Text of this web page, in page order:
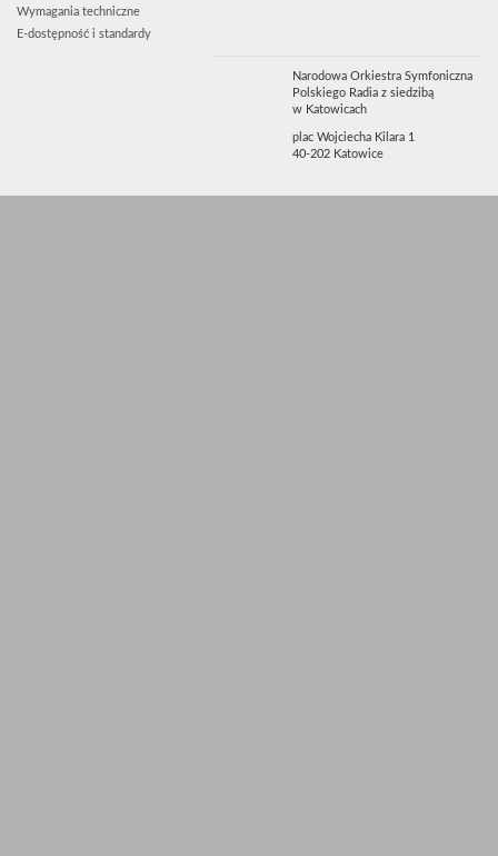
Wymagania techniczne
E-dostępność i standardy
Narodowa Orkiestra Symfoniczna
Polskiego Radia z siedzibą
w Katowicach
plac Wojciecha Kilara 1
40-202 Katowice